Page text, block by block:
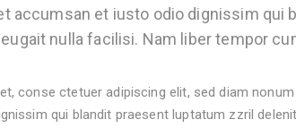
accumsan et iusto odio dignissim qui
nulla facilisi. Nam liber tempor
conse ctetuer adipiscing elit, sed diam
qui blandit praesent luptatum zzril